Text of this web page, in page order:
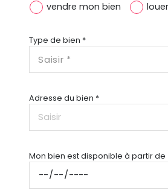
vendre mon bien
Type de bien *
Saisir *
Adresse du bien *
Mon bien est disponible à partir de